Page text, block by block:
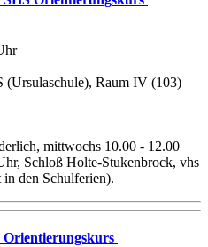
(Ursulaschule), Raum IV (103)
mittwochs 10.00 - 12.00
Schloß Holte-Stukenbrock, vhs
den Schulferien).
Orientierungskurs